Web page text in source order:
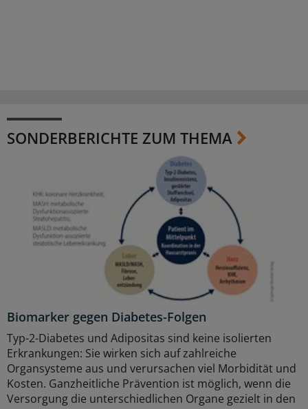
SONDERBERICHTE ZUM THEMA
Biomarker gegen Diabetes-Folgen
Typ-2-Diabetes und Adipositas sind keine isolierten
Erkrankungen: Sie wirken sich auf zahlreiche
Organsysteme aus und verursachen viel Morbidität und
Kosten. Ganzheitliche Prävention ist möglich, wenn die
Versorgung die unterschiedlichen Organe gezielt in den